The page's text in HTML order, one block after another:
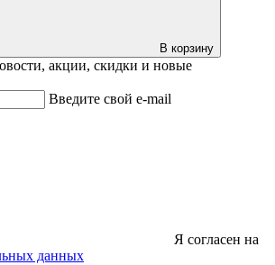
В корзину
акции, скидки и новые
Введите свой e-mail
Я согласен на
данных